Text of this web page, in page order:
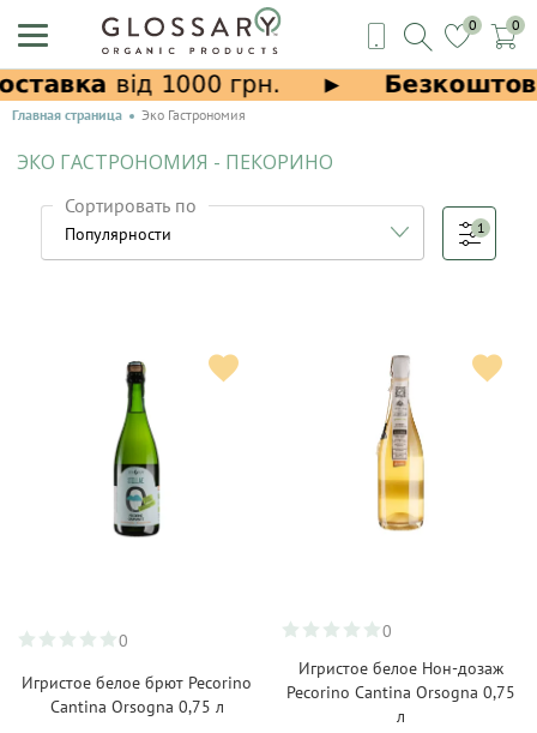
0 0
Главная страница Эко Гастрономия
ЭКО ГАСТРОНОМИЯ - ПЕКОРИНО
Сортировать по
1
0
Игристое белое брют Pecorino
Cantina Orsogna 0,75 л
0
Игристое белое Нон-дозаж
Pecorino Cantina Orsogna 0,75
л